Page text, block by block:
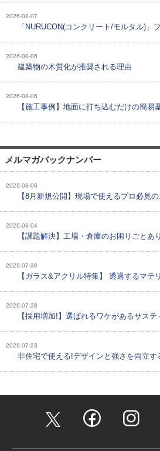
2026-08-07
「NURUCON(コンクリート/モルタル)」
2026-08-06
建築物の木質化が推奨される理由
2026-08-06
【施工事例】地面に打ち込むだけの簡易
メルマガバックナンバー
2026-08-06
【8月新規公開】現場で使えるプロ必見
2026-08-04
【課題解決】工場・倉庫のお困りごとあ
2026-07-30
【ガラス&アクリル特集】 透過するマテ
2026-07-28
【採用増加!】選ばれるワケがあるサス
2026-07-23
非住宅で使える!デザインと強さを両立す